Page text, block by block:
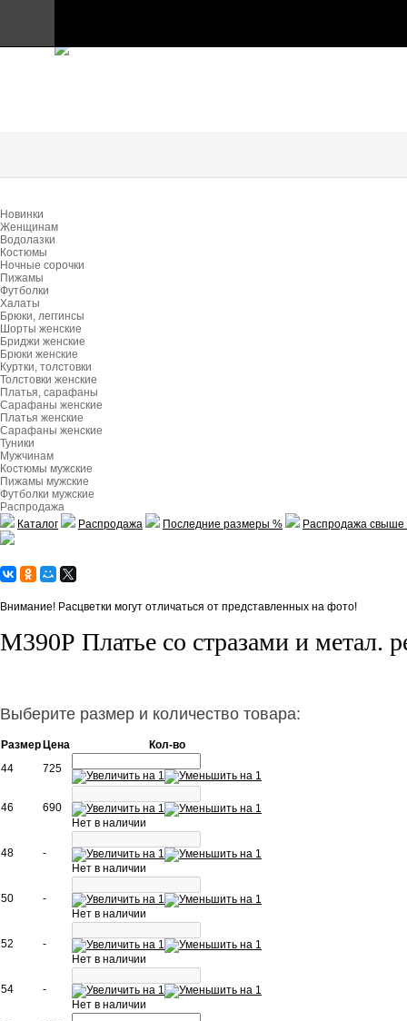
Доставка и Оплата
Контакты
Новинки
Женщинам
Водолазки
Костюмы
Ночные сорочки
Пижамы
Футболки
Халаты
Брюки, леггинсы
Шорты женские
Бриджи женские
Брюки женские
Куртки, толстовки
Толстовки женские
Платья, сарафаны
Сарафаны женские
Платья женские
Сарафаны женские
Туники
Мужчинам
Костюмы мужские
Пижамы мужские
Футболки мужские
Распродажа
Каталог
Распродажа Последние размеры % Распродажа свыше
Внимание! Расцветки могут отличаться от представленных на фото!
М390Р Платье со стразами и метал.
Выберите размер и количество товара:
Размер Цена
Кол-во
44
725
46
690
Нет в наличии
48
-
Нет в наличии
50
-
Нет в наличии
52
-
Нет в наличии
54
-
Нет в наличии